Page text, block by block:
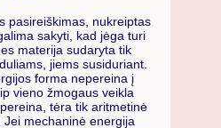
pasireiškimas, nukreiptas
sakyti, kad jėga turi
materija sudaryta tik
jiems susiduriant.
forma nepereina į
vieno žmogaus veikla
tėra tik aritmetinė
Jei mechaninė energija